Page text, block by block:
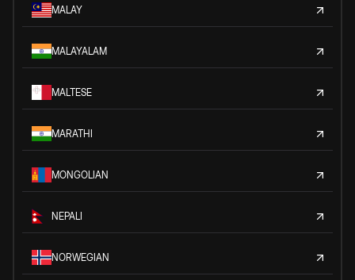
MALAY
MALAYALAM
MALTESE
MARATHI
MONGOLIAN
NEPALI
NORWEGIAN